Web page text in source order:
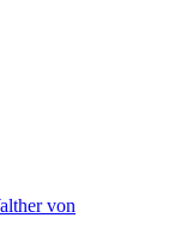
von